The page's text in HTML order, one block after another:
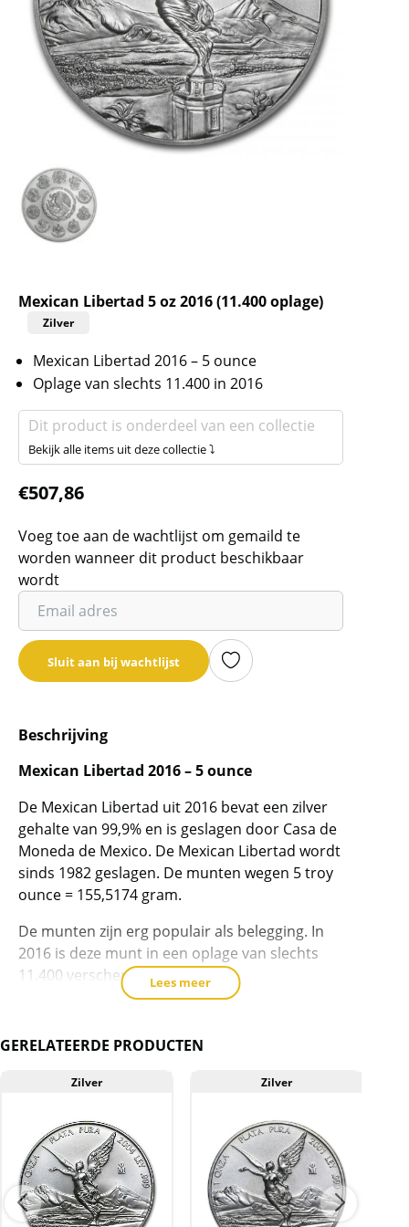
Mexican Libertad 5 oz 2016 (11.400 oplage)
Zilver
Mexican Libertad 2016 – 5 ounce
Oplage van slechts 11.400 in 2016
Dit product is onderdeel van een collectie
Bekijk alle items uit deze collectie ⤵
€507,86
Voeg toe aan de wachtlijst om gemaild te
worden wanneer dit product beschikbaar
wordt
Vul
je
email
adres
de
wachtlijst
voor
dit
product
toe
te
voegen
Sluit aan bij wachtlijst
Beschrijving
Mexican Libertad 2016 – 5 ounce
De Mexican Libertad uit 2016 bevat een zilver
gehalte van 99,9% en is geslagen door Casa de
Moneda de Mexico. De Mexican Libertad wordt
sinds 1982 geslagen. De munten wegen 5 troy
ounce = 155,5174 gram.
De munten zijn erg populair als belegging. In
2016 is deze munt in een oplage van slechts
11.400 verschenen
Levering
De munten worden los geleverd in een platic
voor deze munt zijn bij ons veelal los te koop.
Kwaliteit
Lees meer
GERELATEERDE PRODUCTEN
Zilver Zilver